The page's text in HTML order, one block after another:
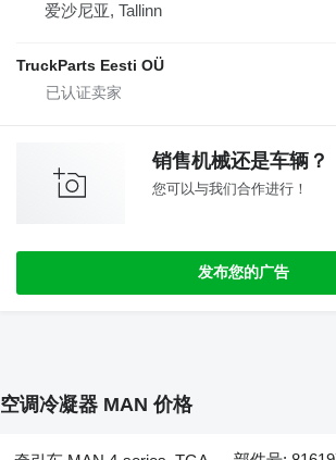
爱沙尼亚, Tallinn
TruckParts Eesti OÜ
销售机械还是车辆？
您可以与我们合作进行！
发布您的广告
空调冷凝器 MAN 价格